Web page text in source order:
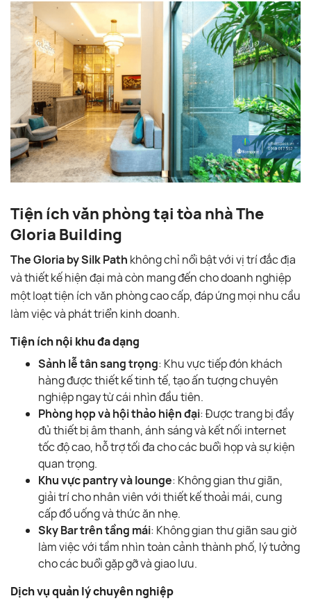
Tiện ích văn phòng tại tòa nhà The
Gloria Building
The Gloria by Silk Path không chỉ nổi bật với vị trí đắc địa
và thiết kế hiện đại mà còn mang đến cho doanh nghiệp
một loạt tiện ích văn phòng cao cấp, đáp ứng mọi nhu cầu
làm việc và phát triển kinh doanh.
Tiện ích nội khu đa dạng
Sảnh lễ tân sang trọng: Khu vực tiếp đón khách
hàng được thiết kế tinh tế, tạo ấn tượng chuyên
nghiệp ngay từ cái nhìn đầu tiên.
Phòng họp và hội thảo hiện đại: Được trang bị đầy
đủ thiết bị âm thanh, ánh sáng và kết nối internet
tốc độ cao, hỗ trợ tối đa cho các buổi họp và sự kiện
quan trọng.
Khu vực pantry và lounge: Không gian thư giãn,
giải trí cho nhân viên với thiết kế thoải mái, cung
cấp đồ uống và thức ăn nhẹ.
Sky Bar trên tầng mái: Không gian thư giãn sau giờ
làm việc với tầm nhìn toàn cảnh thành phố, lý tưởng
cho các buổi gặp gỡ và giao lưu.
Dịch vụ quản lý chuyên nghiệp